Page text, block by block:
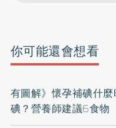
你可能還會想看
有圖解》懷孕補碘什
碘？營養師建議6食物